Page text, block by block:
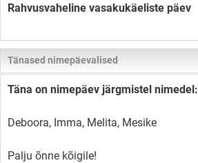
Rahvusvaheline vasakukäeliste päev
Tänased nimepäevalised
Täna on nimepäev järgmistel nimedel:
Deboora, Imma, Melita, Mesike
Palju õnne kõigile!